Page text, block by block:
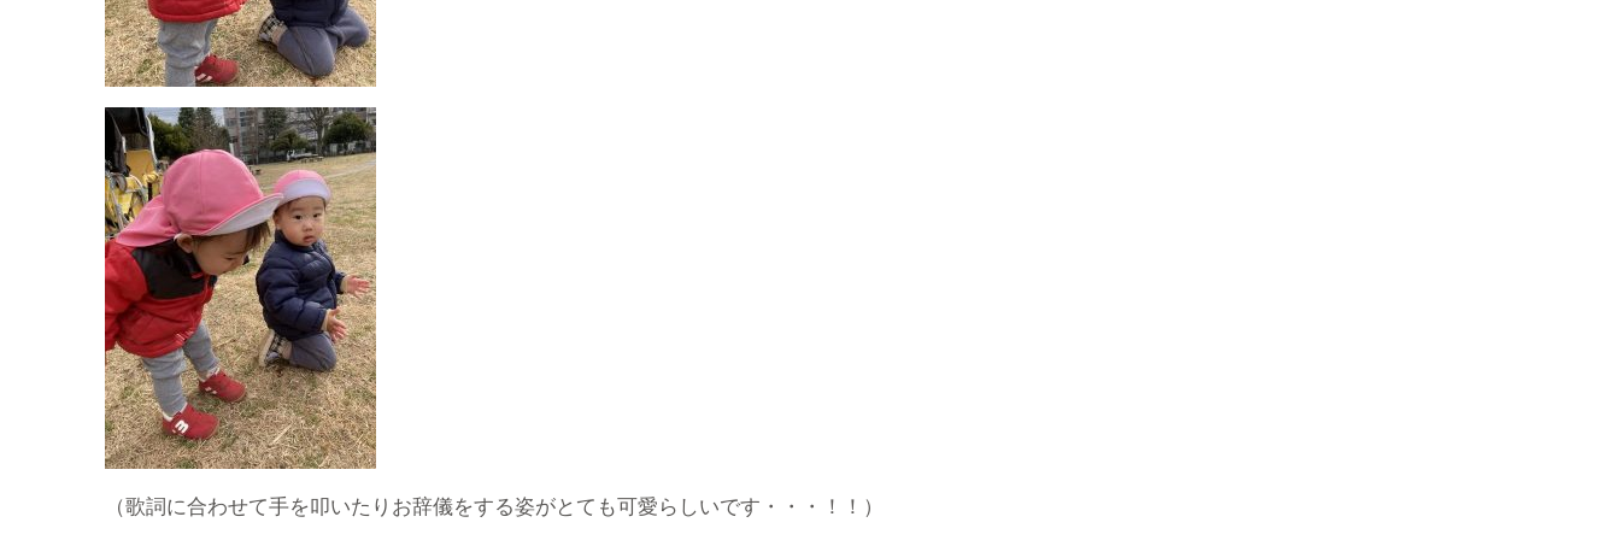
（歌詞に合わせて手を叩いたりお辞儀をする姿がとても可愛らしいです・・・！！）